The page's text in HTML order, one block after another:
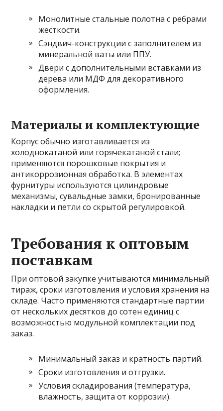
Монолитные стальные полотна с ребрами
жесткости.
Сэндвич-конструкции с заполнителем из
минеральной ваты или ППУ.
Двери с дополнительными вставками из
дерева или МДФ для декоративного
оформления.
Материалы и комплектующие
Корпус обычно изготавливается из
холоднокатаной или горячекатаной стали;
применяются порошковые покрытия и
антикоррозионная обработка. В элементах
фурнитуры используются цилиндровые
механизмы, сувальдные замки, бронированные
накладки и петли со скрытой регулировкой.
Требования к оптовым
поставкам
При оптовой закупке учитываются минимальный
тираж, сроки изготовления и условия хранения на
складе. Часто применяются стандартные партии
от нескольких десятков до сотен единиц с
возможностью модульной комплектации под
заказ.
Минимальный заказ и кратность партий.
Сроки изготовления и отгрузки.
Условия складирования (температура,
влажность, защита от коррозии).